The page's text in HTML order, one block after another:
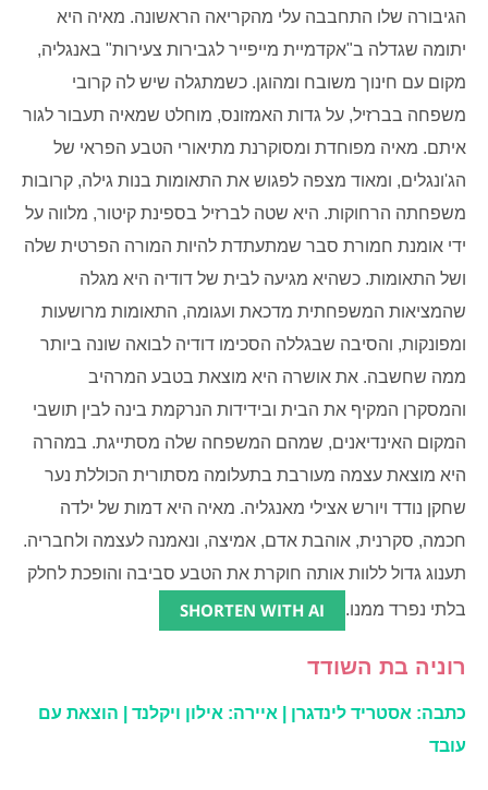
הגיבורה שלו התחבבה עלי מהקריאה הראשונה. מאיה היא
יתומה שגדלה ב"אקדמיית מייפייר לגבירות צעירות" באנגליה,
מקום עם חינוך משובח ומהוגן. כשמתגלה שיש לה קרובי
משפחה בברזיל, על גדות האמזונס, מוחלט שמאיה תעבור לגור
איתם. מאיה מפוחדת ומסוקרנת מתיאורי הטבע הפראי של
הג'ונגלים, ומאוד מצפה לפגוש את התאומות בנות גילה, קרובות
משפחתה הרחוקות. היא שטה לברזיל בספינת קיטור, מלווה על
ידי אומנת חמורת סבר שמתעתדת להיות המורה הפרטית שלה
ושל התאומות. כשהיא מגיעה לבית של דודיה היא מגלה
שהמציאות המשפחתית מדכאת ועגומה, התאומות מרושעות
ומפונקות, והסיבה שבגללה הסכימו דודיה לבואה שונה ביותר
ממה שחשבה. את אושרה היא מוצאת בטבע המרהיב
והמסקרן המקיף את הבית ובידידות הנרקמת בינה לבין תושבי
המקום האינדיאנים, שמהם המשפחה שלה מסתייגת. במהרה
היא מוצאת עצמה מעורבת בתעלומה מסתורית הכוללת נער
שחקן נודד ויורש אצילי מאנגליה. מאיה היא דמות של ילדה
חכמה, סקרנית, אוהבת אדם, אמיצה, ונאמנה לעצמה ולחבריה.
תענוג גדול ללוות אותה חוקרת את הטבע סביבה והופכת לחלק
בלתי נפרד ממנו.
SHORTEN WITH AI
רוניה בת השודד
כתבה: אסטריד לינדגרן | איירה: אילון ויקלנד | הוצאת עם
עובד